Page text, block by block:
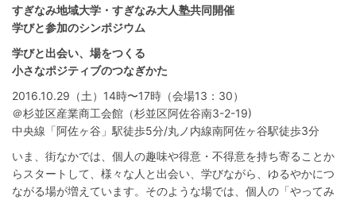
すぎなみ地域大学・すぎなみ大人塾共同開催
学びと参加のシンポジウム
学びと出会い、場をつくる
小さなポジティブのつなぎかた
2016.10.29（土）14時〜17時（会場13：30）
＠杉並区産業商工会館（杉並区阿佐谷南3-2-19)
中央線「阿佐ヶ谷」駅徒歩5分/丸ノ内線南阿佐ヶ谷駅徒歩3分
いま、街なかでは、個人の趣味や得意・不得意を持ち寄ることか
らスタートして、様々な人と出会い、学びながら、ゆるやかにつ
ながる場が増えています。そのような場では、個人の「やってみ